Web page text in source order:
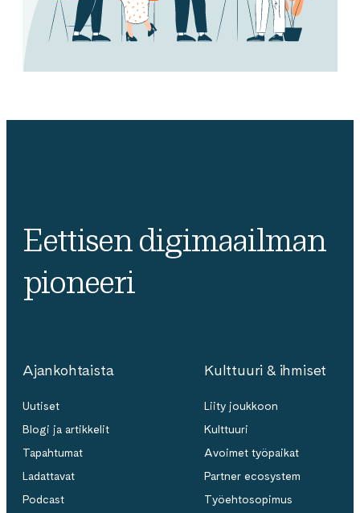
Eettisen digimaailman
pioneeri
Ajankohtaista
Uutiset
Blogi ja artikkelit
Tapahtumat
Ladattavat
Podcast
Kulttuuri & ihmiset
Liity joukkoon
Kulttuuri
Avoimet työpaikat
Partner ecosystem
Työehtosopimus